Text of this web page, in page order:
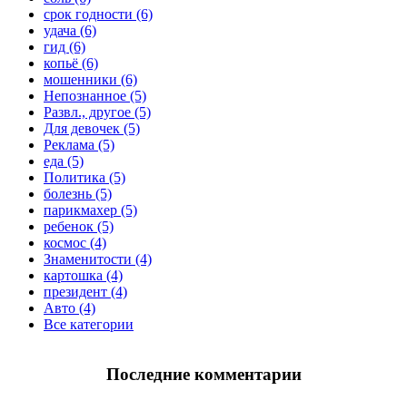
срок годности (6)
удача (6)
гид (6)
копьё (6)
мошенники (6)
Непознанное (5)
Развл., другое (5)
Для девочек (5)
Реклама (5)
еда (5)
Политика (5)
болезнь (5)
парикмахер (5)
ребенок (5)
космос (4)
Знаменитости (4)
картошка (4)
президент (4)
Авто (4)
Все категории
Последние комментарии